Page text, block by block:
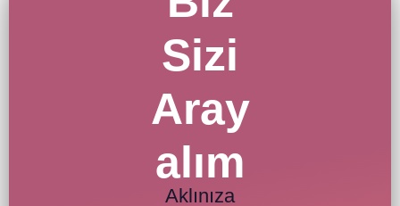
Sizi
Aray
alım
Aklınıza